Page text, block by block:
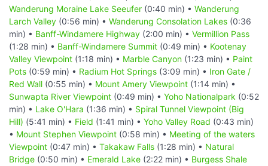
Wanderung Moraine Lake Seeufer (0:40 min) • Wanderung
Larch Valley (0:56 min) • Wanderung Consolation Lakes (0:36
min) • Banff-Windamere Highway (2:00 min) • Vermillion Pass
(1:28 min) • Banff-Windamere Summit (0:49 min) • Kootenay
Valley Viewpoint (1:18 min) • Marble Canyon (1:23 min) • Paint
Pots (0:59 min) • Radium Hot Springs (3:09 min) • Iron Gate /
Red Wall (0:55 min) • Mount Amery Viewpoint (1:14 min) •
Sunwapta River Viewpoint (0:49 min) • Yoho Nationalpark (0:52
min) • Lake O'Hara (1:36 min) • Spiral Tunnel Viewpoint (Big
Hill) (5:41 min) • Field (1:41 min) • Yoho Valley Road (0:43 min)
• Mount Stephen Viewpoint (0:58 min) • Meeting of the waters
Viewpoint (0:47 min) • Takakaw Falls (1:28 min) • Natural
Bridge (0:50 min) • Emerald Lake (2:22 min) • Burgess Shale